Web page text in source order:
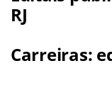
RJ
Carreiras: